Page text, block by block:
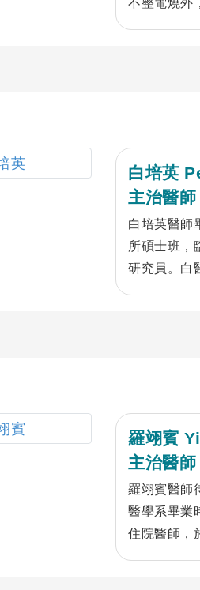
不整電燒外
雙心室再
白培英
主治醫師
白培英醫師
所碩士班，
研究員。白
體優良事
醫學生臨床
羅翊賓
主治醫師
羅翊賓醫師
醫學系畢業
住院醫師，